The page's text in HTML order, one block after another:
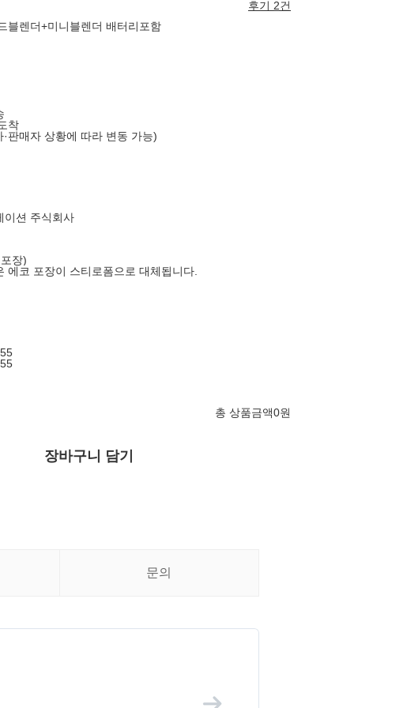
후기 2건
블렌더+미니블렌더 배터리포함
착
·판매자 상황에 따라 변동 가능)
이션 주식회사
장)
에코 포장이 스티로폼으로 대체됩니다.
총 상품금액0원
장바구니 담기
문의